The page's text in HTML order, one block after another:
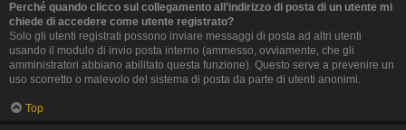
Perché quando clicco sul collegamento all’indirizzo di posta di un utente mi
chiede di accedere come utente registrato?
Solo gli utenti registrati possono inviare messaggi di posta ad altri utenti
usando il modulo di invio posta interno (ammesso, ovviamente, che gli
amministratori abbiano abilitato questa funzione). Questo serve a prevenire un
uso scorretto o malevolo del sistema di posta da parte di utenti anonimi.
Top